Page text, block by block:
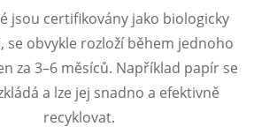
jsou certifikovány jako biologicky
se obvykle rozloží během jednoho
za 3–6 měsíců. Například papír se
a lze jej snadno a efektivně
recyklovat.